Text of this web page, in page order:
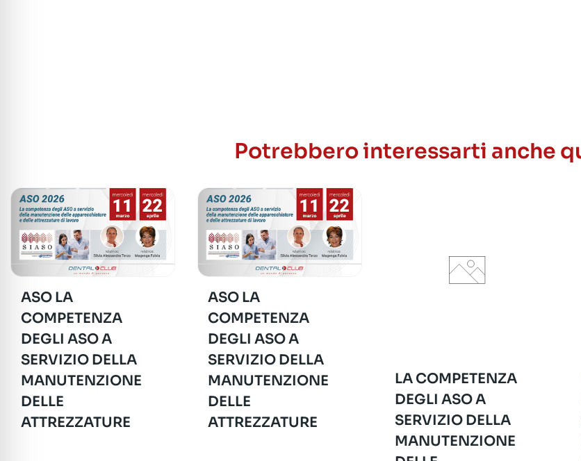
Potrebbero interessarti anche
ASO LA
COMPETENZA
DEGLI ASO A
SERVIZIO DELLA
MANUTENZIONE
DELLE
ATTREZZATURE
ASO LA
COMPETENZA
DEGLI ASO A
SERVIZIO DELLA
MANUTENZIONE
DELLE
ATTREZZATURE
LA COMPETENZA
DEGLI ASO A
SERVIZIO DELLA
MANUTENZIONE